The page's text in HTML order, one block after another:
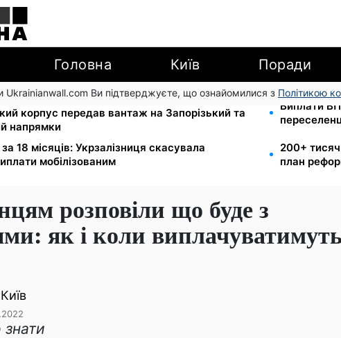
Головна Київ Поради
Ви підтверджуєте, що ознайомилися з Політикою
станції та апарати для реанімації:
корпус передав вантаж на Запорізький та
напрямки
Виплати
18 місяців: Укрзалізниця скасувала
мобілізованим
200+
план
розповіли що буде з
як і коли
Київ